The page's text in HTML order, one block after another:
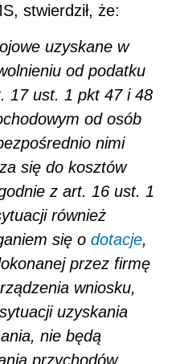
stwierdził, że:
uzyskane w
od podatku
17 ust. 1 pkt 47 i 48
od osób
nimi
się do kosztów
z art. 16 ust. 1
również
się o dotacje,
przez firmę
wniosku,
uzyskania
nie będą
przychodów.